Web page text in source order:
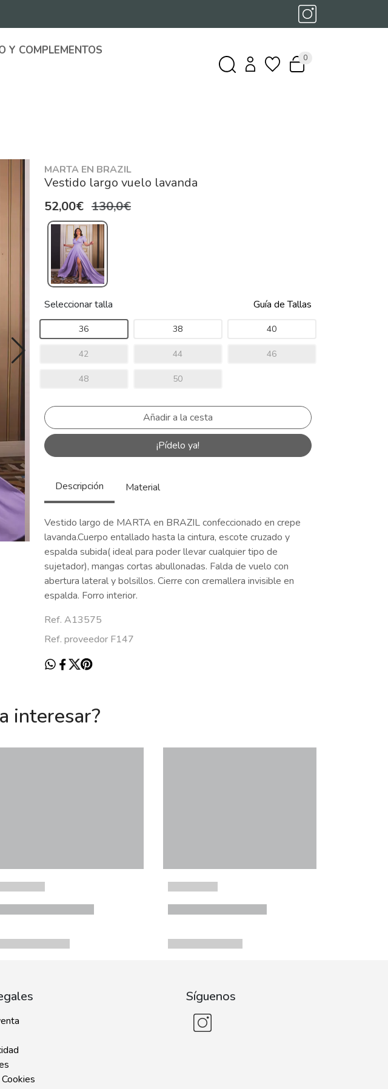
Y COMPLEMENTOS
0
MARTA EN BRAZIL
Vestido largo vuelo lavanda
52,00€ 130,0€
Seleccionar talla Guía de Tallas
36 38 40
42 44 46
48 50
¡Pídelo ya!
Descripción Material
Vestido largo de MARTA en BRAZIL confeccionado en crepe
lavanda.Cuerpo entallado hasta la cintura, escote cruzado y
espalda subida( ideal para poder llevar cualquier tipo de
sujetador), mangas cortas abullonadas. Falda de vuelo con
abertura lateral y bolsillos. Cierre con cremallera invisible en
espalda. Forro interior.
Ref. A13575
Ref. proveedor F147
interesar?
Síguenos